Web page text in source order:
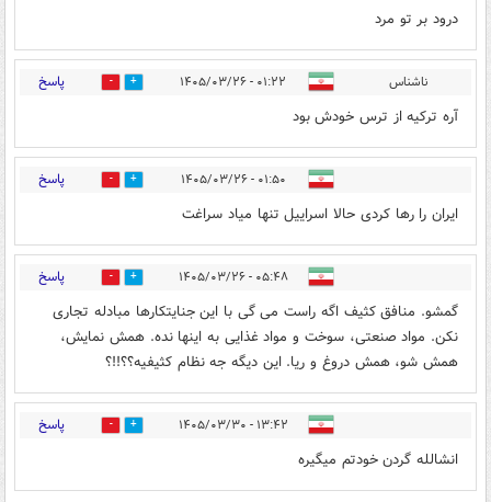
درود بر تو مرد
ناشناس ۰۱:۲۲ - ۱۴۰۵/۰۳/۲۶ 3 پاسخ
آره ترکیه از ترس خودش بود
۰۱:۵۰ - ۱۴۰۵/۰۳/۲۶ 3 پاسخ
ایران را رها کردی حالا اسراییل تنها میاد سراغت
۰۵:۴۸ - ۱۴۰۵/۰۳/۲۶ 5 پاسخ
گمشو. منافق کثیف اگه راست می گی با این جنایتکارها مبادله تجاری
نکن. مواد صنعتی، سوخت و مواد غذایی به اینها نده. همش نمایش،
همش شو، همش دروغ و ریا. این دیگه جه نظام کثیفیه؟؟!!؟
۱۳:۴۲ - ۱۴۰۵/۰۳/۳۰ 1 پاسخ
انشالله گردن خودتم میگیره